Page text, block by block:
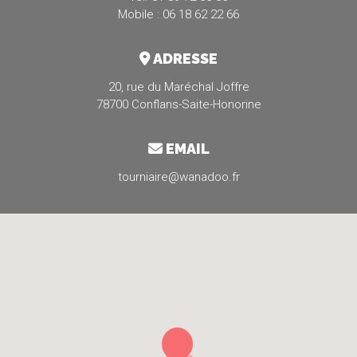
Mobile : 06 18 62 22 66
ADRESSE
20, rue du Maréchal Joffre
78700 Conflans-Saite-Honorine
EMAIL
tourniaire@wanadoo.fr